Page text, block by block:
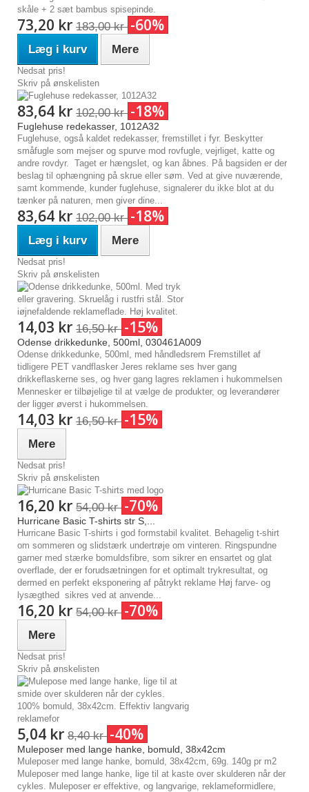
skåle + 2 sæt bambus spisepinde.
73,20 kr 183,00 kr -60%
Læg i kurv Mere
Nedsat pris!
Skriv på ønskelisten
83,64 kr 102,00 kr -18%
Fuglehuse redekasser, 1012A32
Fuglehuse, også kaldet redekasser, fremstillet i fyr. Beskytter
småfugle som mejser og spurve mod rovfugle, vejrliget, katte og
andre rovdyr. Taget er hængslet, og kan åbnes. På bagsiden er der
beslag til ophængning på skrue eller søm. Ved at give nuværende,
samt kommende, kunder fuglehuse, signalerer du ikke blot at du
tænker på naturen, men giver dine...
83,64 kr 102,00 kr -18%
Læg i kurv Mere
Nedsat pris!
Skriv på ønskelisten
14,03 kr 16,50 kr -15%
Odense drikkedunke, 500ml, 030461A009
Odense drikkedunke, 500ml, med håndledsrem Fremstillet af
tidligere PET vandflasker Jeres reklame ses hver gang
drikkeflaskerne ses, og hver gang lagres reklamen i hukommelsen
Mennesker er tilbøjelige til at vælge de produkter, og leverandører
der ligger øverst i hukommelsen.
14,03 kr 16,50 kr -15%
Mere
Nedsat pris!
Skriv på ønskelisten
16,20 kr 54,00 kr -70%
Hurricane Basic T-shirts str S,...
Hurricane Basic T-shirts i god formstabil kvalitet. Behagelig t-shirt
om sommeren og slidstærk undertrøje om vinteren. Ringspundne
garner med stærke bomuldsfibre, som sikrer en ensartet og glat
overflade, der er forudsætningen for et optimalt trykresultat, og
dermed en perfekt eksponering af påtrykt reklame Høj farve- og
lysægthed sikres ved at anvende...
16,20 kr 54,00 kr -70%
Mere
Nedsat pris!
Skriv på ønskelisten
5,04 kr 8,40 kr -40%
Muleposer med lange hanke, bomuld, 38x42cm
Muleposer med lange hanke, bomuld, 38x42cm, 69g. 140g pr m2
Muleposer med lange hanke, lige til at kaste over skulderen når der
cykles. Muleposer er effektive, og langvarige, reklameformidlere,